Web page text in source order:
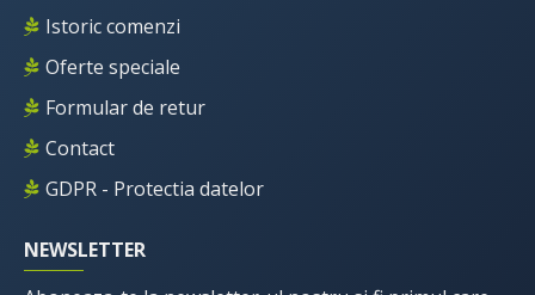
Istoric comenzi
Oferte speciale
Formular de retur
Contact
GDPR - Protectia datelor
NEWSLETTER